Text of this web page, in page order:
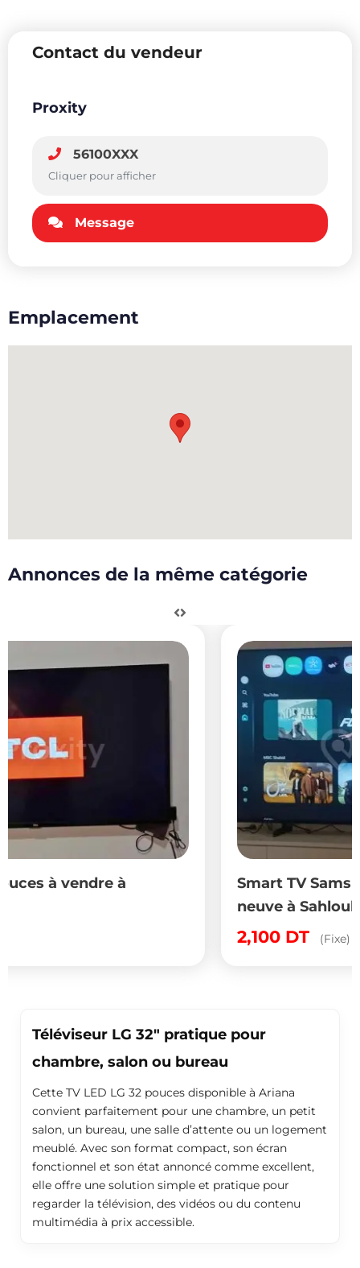
Contact du vendeur
Proxity
56100XXX
Cliquer pour afficher
Message
Emplacement
Annonces de la même catégorie
Smart TV Samsung 65 pouces presque
Téléviseur LG 32" pratique pour
chambre, salon ou bureau
Cette TV LED LG 32 pouces disponible à Ariana
convient parfaitement pour une chambre, un petit
salon, un bureau, une salle d’attente ou un logement
meublé. Avec son format compact, son écran
fonctionnel et son état annoncé comme excellent,
elle offre une solution simple et pratique pour
regarder la télévision, des vidéos ou du contenu
multimédia à prix accessible.